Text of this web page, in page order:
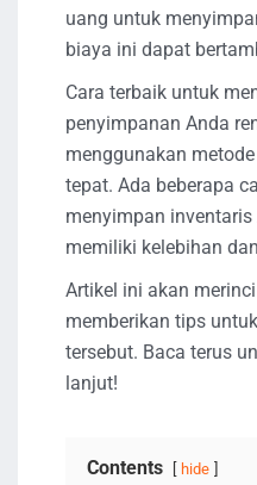
uang untuk
biaya ini dapat
Cara terbaik untuk
penyimpanan Anda
menggunakan
tepat. Ada beberapa
menyimpan
memiliki kelebihan
Artikel ini akan
memberikan tips
tersebut. Baca terus
lanjut!
Contents hide